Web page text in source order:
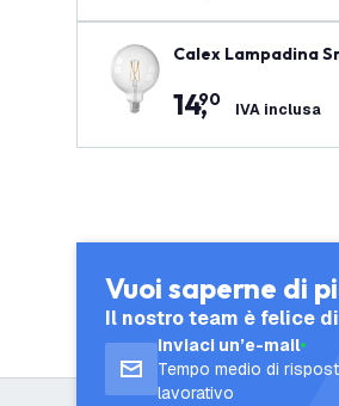
Calex Lampadina
14,
90 IVA inclusa
Vuoi saperne di
Il nostro team è felice
Inviaci un’e-mail
Tempo medio di
lavorativo